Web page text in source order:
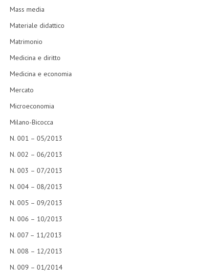
Mass media
Materiale didattico
Matrimonio
Medicina e diritto
Medicina e economia
Mercato
Microeconomia
Milano-Bicocca
N. 001 – 05/2013
N. 002 – 06/2013
N. 003 – 07/2013
N. 004 – 08/2013
N. 005 – 09/2013
N. 006 – 10/2013
N. 007 – 11/2013
N. 008 – 12/2013
N. 009 – 01/2014